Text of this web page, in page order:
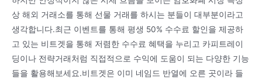
상 해외 거래소를 통해 선물 거래를 하시는 분들이 대부분이라고
생각합니다.최근 이벤트를 통해 평생 50% 수수료 할인을 제공하
고 있는 비트겟을 통해 저렴한 수수료 혜택을 누리고 카피트레이
딩이나 전략거래처럼 직접적으로 수익에 도움이 되는 다양한 기능
들을 활용해보세요.비트겟은 이미 네임드 반열에 오른 곳이라 들